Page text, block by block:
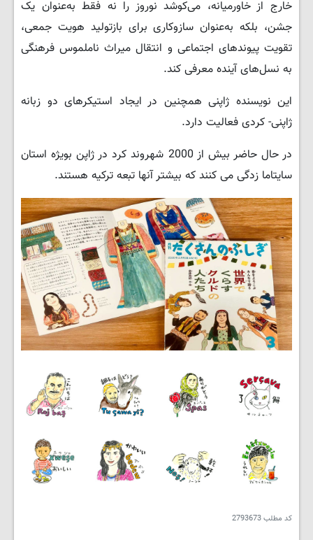
خارج از خاورمیانه، می‌کوشد نوروز را نه فقط به‌عنوان یک
جشن، بلکه به‌عنوان سازوکاری برای بازتولید هویت جمعی،
تقویت پیوندهای اجتماعی و انتقال میراث ناملموس فرهنگی
به نسل‌های آینده معرفی کند.
این نویسنده ژاپنی همچنین در ایجاد استیکرهای دو زبانه
ژاپنی- کردی فعالیت دارد.
در حال حاضر بیش از 2000 شهروند کرد در ژاپن بویژه استان
سایتاما زدگی می کنند که بیشتر آنها تبعه ترکیه هستند.
کد مطلب2793673